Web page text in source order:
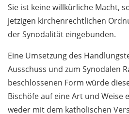
Sie ist keine willkürliche Macht,
jetzigen kirchenrechtlichen
der Synodalität eingebunden.
Eine Umsetzung des
Ausschuss und zum Synodalen
beschlossenen Form würde
Bischöfe auf eine Art und Weise
weder mit dem katholischen